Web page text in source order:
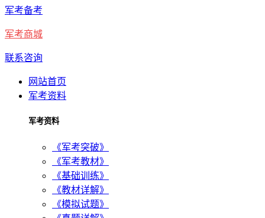
军考备考
军考商城
联系咨询
网站首页
军考资料
军考资料
《军考突破》
《军考教材》
《基础训练》
《教材详解》
《模拟试题》